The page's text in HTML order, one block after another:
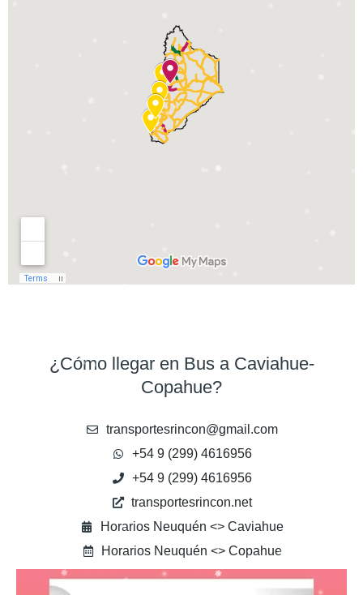
¿Cómo llegar en Bus a Caviahue-
Copahue?
transportesrincon@gmail.com
+54 9 (299) 4616956
+54 9 (299) 4616956
transportesrincon.net
Horarios Neuquén <> Caviahue
Horarios Neuquén <> Copahue